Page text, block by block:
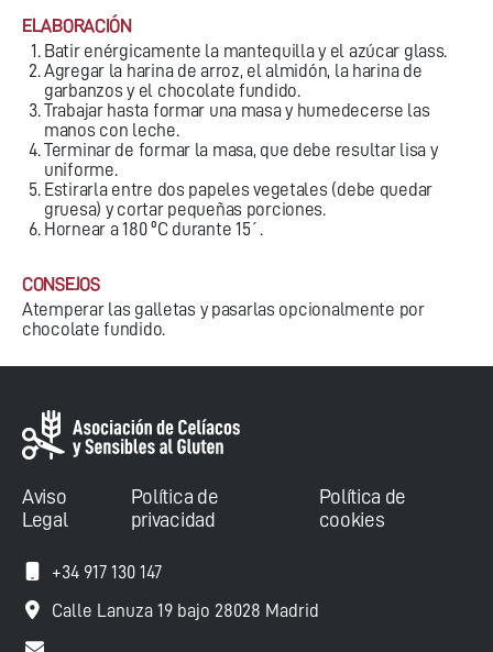
ELABORACIÓN
Batir enérgicamente la mantequilla y el azúcar glass.
Agregar la harina de arroz, el almidón, la harina de
garbanzos y el chocolate fundido.
Trabajar hasta formar una masa y humedecerse las
manos con leche.
Terminar de formar la masa, que debe resultar lisa y
uniforme.
Estirarla entre dos papeles vegetales (debe quedar
gruesa) y cortar pequeñas porciones.
Hornear a 180 ºC durante 15´.
CONSEJOS
Atemperar las galletas y pasarlas opcionalmente por
chocolate fundido.
Aviso
Legal
Política de
privacidad
Política de
cookies
+34 917 130 147
Calle Lanuza 19 bajo 28028 Madrid